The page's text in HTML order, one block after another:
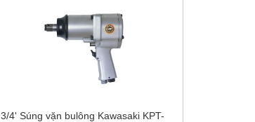
3/4' Súng vặn bulông Kawasaki KPT-